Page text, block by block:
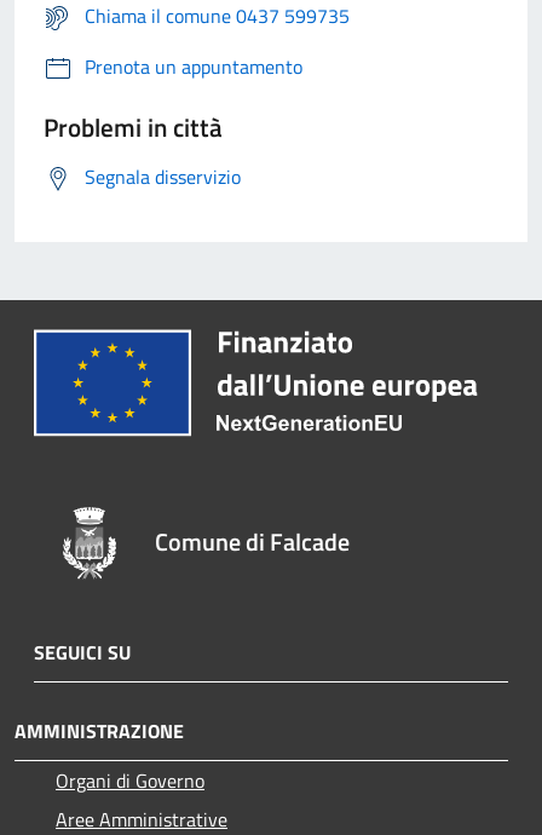
Chiama il comune 0437 599735
Prenota un appuntamento
Problemi in città
Segnala disservizio
Comune di Falcade
SEGUICI SU
AMMINISTRAZIONE
Organi di Governo
Aree Amministrative